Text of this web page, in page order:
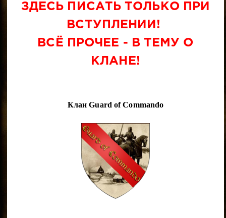
ЗДЕСЬ ПИСАТЬ ТОЛЬКО ПРИ
ВСТУПЛЕНИИ!
ВСЁ ПРОЧЕЕ - В ТЕМУ О
КЛАНЕ!
Клан Guard of Commando